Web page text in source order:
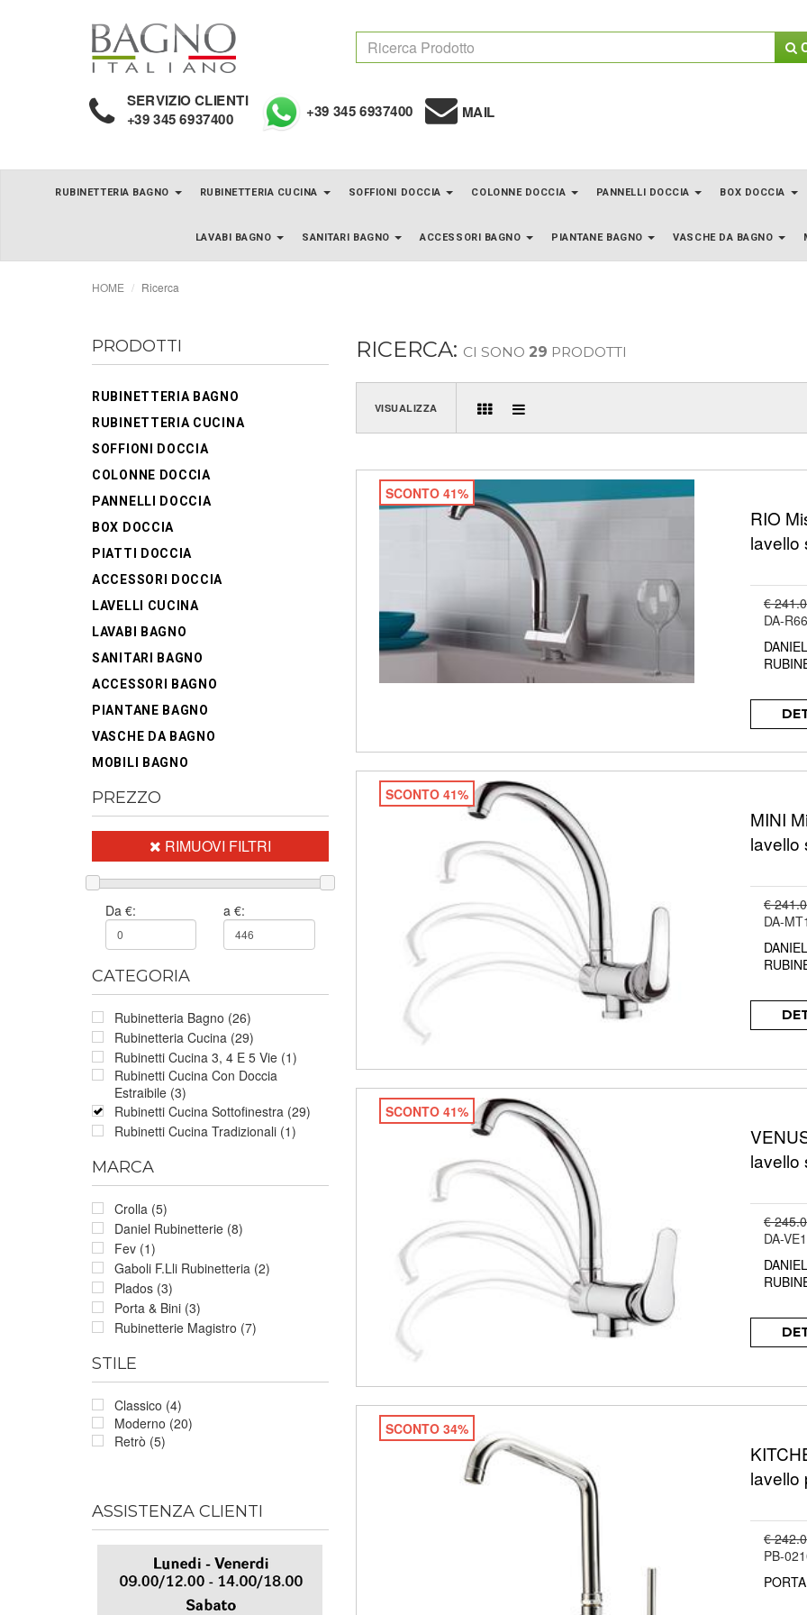
SERVIZIO CLIENTI
+39 345 6937400 +39 345 6937400 MAIL
RUBINETTERIA BAGNO RUBINETTERIA CUCINA SOFFIONI DOCCIA COLONNE DOCCIA PANNELLI DOCCIA BOX DOCCIA
LAVABI BAGNO SANITARI BAGNO ACCESSORI BAGNO PIANTANE BAGNO VASCHE DA BAGNO
HOME Ricerca
PRODOTTI
RUBINETTERIA BAGNO
RUBINETTERIA CUCINA
SOFFIONI DOCCIA
COLONNE DOCCIA
PANNELLI DOCCIA
BOX DOCCIA
PIATTI DOCCIA
ACCESSORI DOCCIA
LAVELLI CUCINA
LAVABI BAGNO
SANITARI BAGNO
ACCESSORI BAGNO
PIANTANE BAGNO
VASCHE DA BAGNO
MOBILI BAGNO
PREZZO
RIMUOVI FILTRI
Da €: a €:
CATEGORIA
Rubinetteria Bagno (26)
Rubinetteria Cucina (29)
Rubinetti Cucina 3, 4 E 5 Vie (1)
Rubinetti Cucina Con Doccia
Estraibile (3)
Rubinetti Cucina Sottofinestra (29)
Rubinetti Cucina Tradizionali (1)
MARCA
Crolla (5)
Daniel Rubinetterie (8)
Fev (1)
Gaboli F.Lli Rubinetteria (2)
Plados (3)
Porta & Bini (3)
Rubinetterie Magistro (7)
STILE
Classico (4)
Moderno (20)
Retrò (5)
ASSISTENZA CLIENTI
RICERCA: CI SONO 29 PRODOTTI
VISUALIZZA
SCONTO 41%
RIO
lavello
€
DA-
DANIEL
SCONTO 41%
MINI
lavello
€
DA-
DANIEL
SCONTO 41%
lavello
€
DA-
DANIEL
SCONTO 34%
lavello
€
PB-